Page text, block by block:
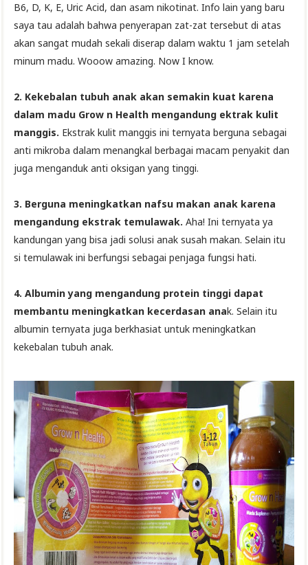
B6, D, K, E, Uric Acid, dan asam nikotinat. Info lain yang baru
saya tau adalah bahwa penyerapan zat-zat tersebut di atas
akan sangat mudah sekali diserap dalam waktu 1 jam setelah
minum madu. Wooow amazing. Now I know.
2. Kekebalan tubuh anak akan semakin kuat karena
dalam madu Grow n Health mengandung ektrak kulit
manggis. Ekstrak kulit manggis ini ternyata berguna sebagai
anti mikroba dalam menangkal berbagai macam penyakit dan
juga menganduk anti oksigan yang tinggi.
3. Berguna meningkatkan nafsu makan anak karena
mengandung ekstrak temulawak. Aha! Ini ternyata ya
kandungan yang bisa jadi solusi anak susah makan. Selain itu
si temulawak ini berfungsi sebagai penjaga fungsi hati.
4. Albumin yang mengandung protein tinggi dapat
membantu meningkatkan kecerdasan anak. Selain itu
albumin ternyata juga berkhasiat untuk meningkatkan
kekebalan tubuh anak.